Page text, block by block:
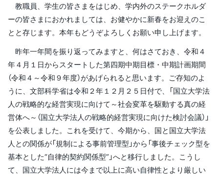
教職員、学生の皆さまをはじめ、学内外のステークホルダ
ーの皆さまにおかれましては、お健やかに新春をお迎えのこ
とと存じます。本年もどうぞよろしくお願い申し上げます。
昨年一年間を振り返ってみますと、何はさておき、令和４
年４月１日からスタートした第四期中期目標・中期計画期間
（令和４～令和９年度）があげられると思います。ご存知のよ
うに、文部科学省は令和２年１２月２５日付で、「国立大学法
人の戦略的な経営実現に向けて～社会変革を駆動する真の経
営体へ～（国立大学法人の戦略的経営実現に向けた検討会議）」
を公表しました。これを受けて、今期から、国と国立大学法
人との関係が「規制による事前管理型」から「事後チェック型を
基本とした“自律的契約関係型”」へと移行しました。こうし
て、国立大学法人には今まで以上に高い自律性とより厳しい